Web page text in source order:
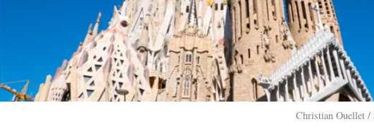
Christian Ouellet /